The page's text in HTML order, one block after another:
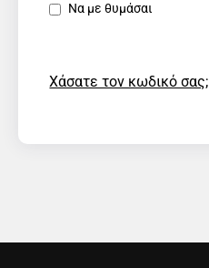
Να με θυμάσαι
Χάσατε τον κωδικό σας;